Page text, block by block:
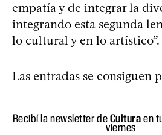
empatía y de integrar la
integrando esta segunda
lo cultural y en lo artístico”.
Las entradas se consiguen
Recibí la newsletter deCulturaen
viernes